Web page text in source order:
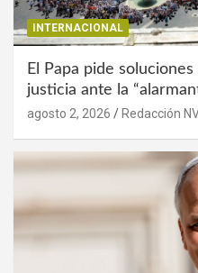
INTERNACIONAL
El Papa pide
justicia ante la
agosto 2, 2026 Redacción